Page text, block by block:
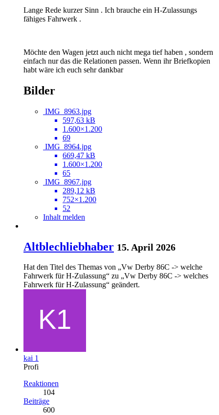
Lange Rede kurzer Sinn . Ich brauche ein H-Zulassungs
fähiges Fahrwerk .
Möchte den Wagen jetzt auch nicht mega tief haben , sondern
einfach nur das die Relationen passen. Wenn ihr Briefkopien
habt wäre ich euch sehr dankbar
Bilder
IMG_8963.jpg
597,63 kB
1.600×1.200
69
IMG_8964.jpg
669,47 kB
1.600×1.200
65
IMG_8967.jpg
289,12 kB
752×1.200
52
Inhalt melden
Altblechliebhaber 15. April 2026
Hat den Titel des Themas von „Vw Derby 86C -> welche
Fahrwerk für H-Zulassung“ zu „Vw Derby 86C -> welches
Fahrwerk für H-Zulassung“ geändert.
kai 1
Profi
Reaktionen
104
Beiträge
600